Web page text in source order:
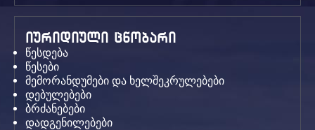
იურიდიული ცნობარი
წესდება
წესები
მემორანდუმები და ხელშეკრულებები
დებულებები
ბრძანებები
დადგენილებები